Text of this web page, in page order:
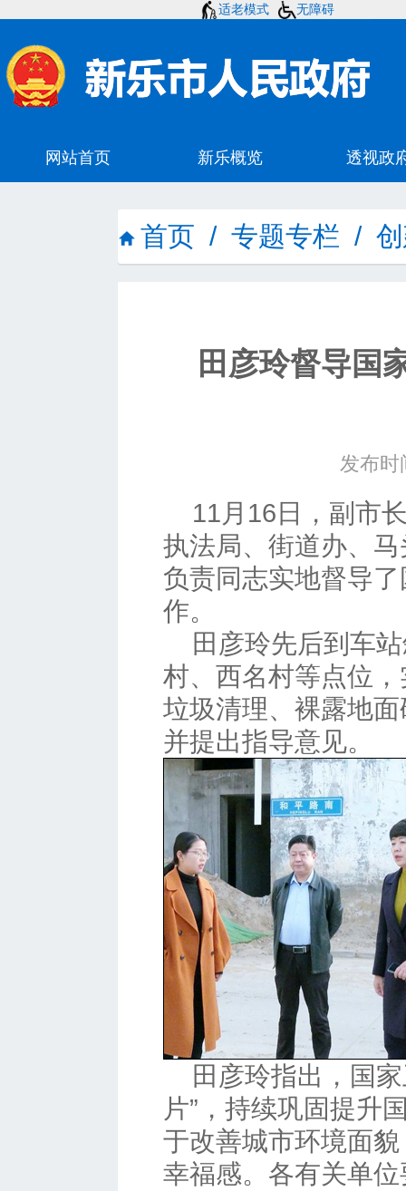
适老模式 无障碍
首页 / 专题专栏 /
田彦玲督导国
发布时
11月16日，副市
执法局、街道办、
负责同志实地督导
作。
田彦玲先后到车
村、西名村等点位
垃圾清理、裸露地
并提出指导意见。
田彦玲指出，国
片”，持续巩固提升
于改善城市环境面
幸福感。各有关单